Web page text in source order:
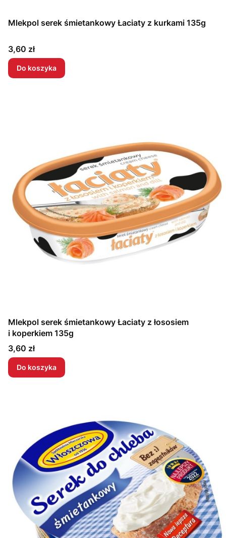
Mlekpol serek śmietankowy Łaciaty z kurkami 135g
Cena
3,60 zł
Do koszyka
Mlekpol serek śmietankowy Łaciaty z łososiem
i koperkiem 135g
Cena
3,60 zł
Do koszyka